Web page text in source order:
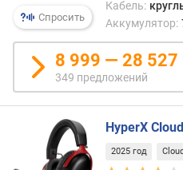
п
е
д
а
н
с
м
Спросить
Кабель:
Аккумулятор:
8 999 — 28 527
349 предложений
HyperX
2025 год Cloud